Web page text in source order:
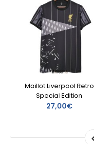
Maillot Liverpool Retro
Special Edition
27,00€